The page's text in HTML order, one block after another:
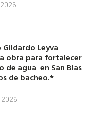
Leyva
obra para fortalecer
de agua en San Blas
de bacheo.*